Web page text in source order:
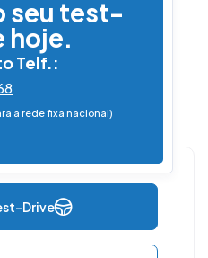
seu test-
hoje.
Telf.:
a rede fixa nacional)
Drive